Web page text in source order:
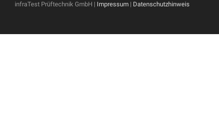
infraTest Prüftechnik GmbH | Impressum | Datenschutzhinweis